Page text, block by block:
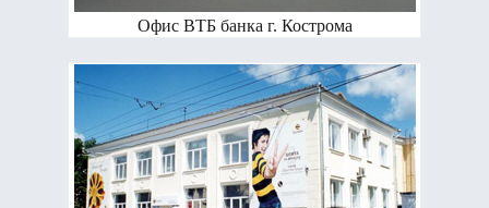
Офис ВТБ банка г. Кострома